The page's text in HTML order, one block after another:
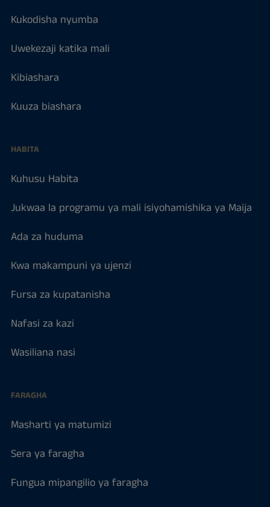
Kukodisha nyumba
Uwekezaji katika mali
Kibiashara
Kuuza biashara
HABITA
Kuhusu Habita
Jukwaa la programu ya mali isiyohamishika ya Maija
Ada za huduma
Kwa makampuni ya ujenzi
Fursa za kupatanisha
Nafasi za kazi
Wasiliana nasi
FARAGHA
Masharti ya matumizi
Sera ya faragha
Fungua mipangilio ya faragha